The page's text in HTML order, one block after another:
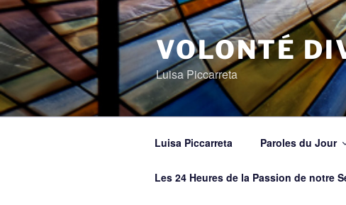
Spring
naar
de
inhoud
VOLONTÉ
Luisa Piccarreta
Luisa Piccarreta Paroles du Jour
Les 24 Heures de la Passion de notre